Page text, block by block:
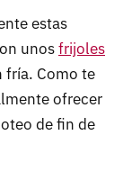
estas
unosfrijoles
fría. Como te
ofrecer
de fin de